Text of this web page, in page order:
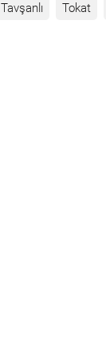
Tavşanlı Tokat